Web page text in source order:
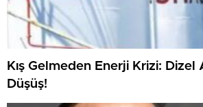
Kış Gelmeden Enerji Krizi: Dizel
Düşüş!